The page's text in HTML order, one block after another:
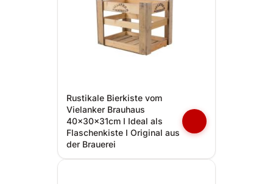
Rustikale Bierkiste vom
Vielanker Brauhaus
40x30x31cm I Ideal als
Flaschenkiste I Original aus
der Brauerei